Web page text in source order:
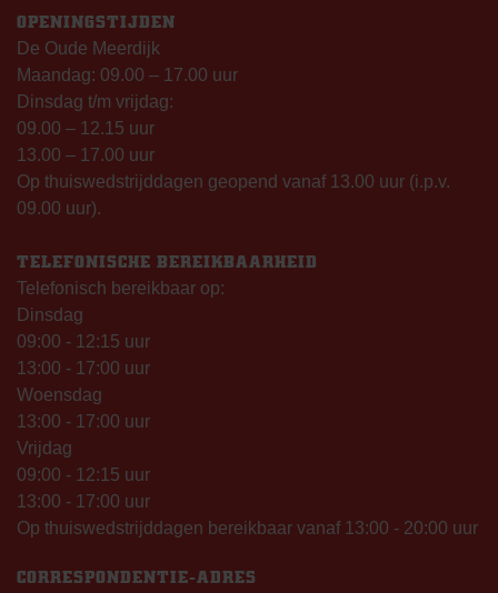
OPENINGSTIJDEN
De Oude Meerdijk
Maandag: 09.00 – 17.00 uur
Dinsdag t/m vrijdag:
09.00 – 12.15 uur
13.00 – 17.00 uur
Op thuiswedstrijddagen geopend vanaf 13.00 uur (i.p.v.
09.00 uur).
TELEFONISCHE BEREIKBAARHEID
Telefonisch bereikbaar op:
Dinsdag
09:00 - 12:15 uur
13:00 - 17:00 uur
Woensdag
13:00 - 17:00 uur
Vrijdag
09:00 - 12:15 uur
13:00 - 17:00 uur
Op thuiswedstrijddagen bereikbaar vanaf 13:00 - 20:00 uur
CORRESPONDENTIE-ADRES